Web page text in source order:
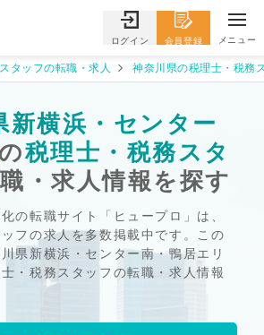
ログイン 会員登録 メニュー
タッフの転職・求人 神奈川県の税理士・税務
新横浜・センター
の税理士・税務スタ
・求人情報を探す
の転職サイト「ヒュープロ」は、
フの求人を多数掲載中です。この
県新横浜・センター南・鴨居エリ
・税務スタッフの転職・求人情報